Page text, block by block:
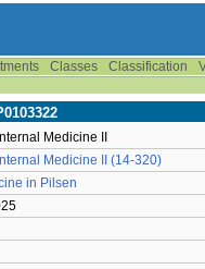
Classes Classification
Medicine II
Medicine II (14-320)
in Pilsen